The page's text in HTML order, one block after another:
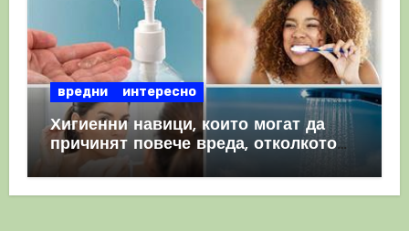
вредни интересно
Хигиенни навици, които могат да
причинят повече вреда, отколкото
полза